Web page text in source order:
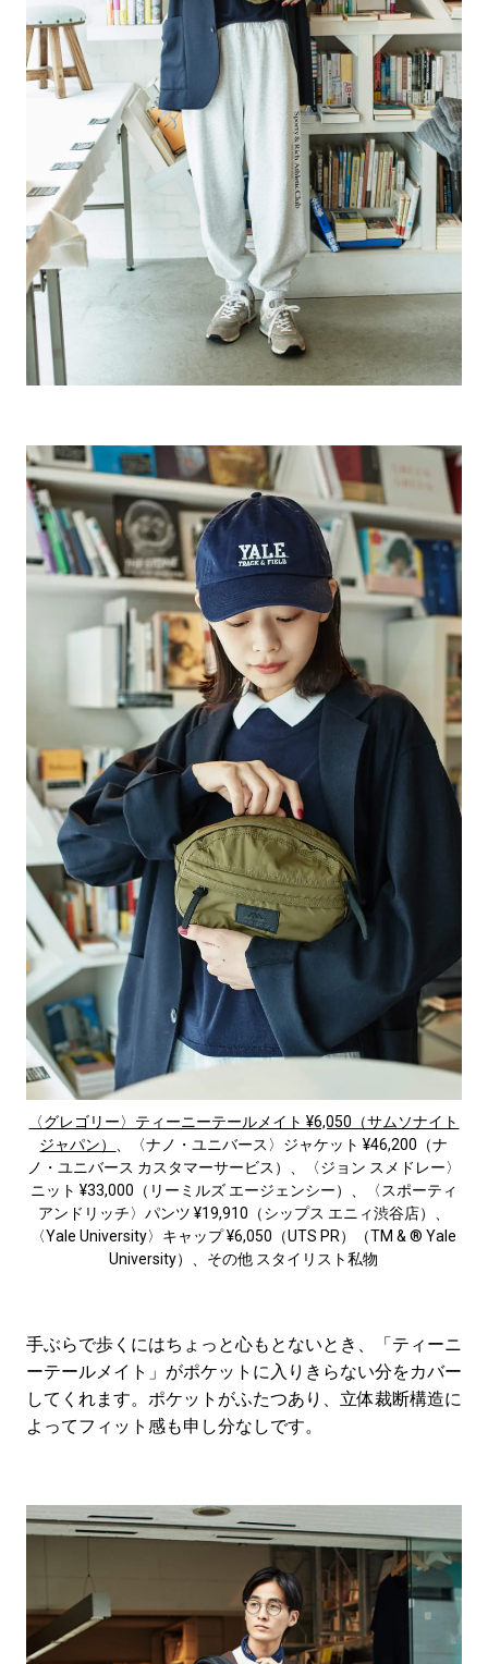
〈グレゴリー〉ティーニーテールメイト ¥6,050（サムソナイト
ジャパン）
、〈ナノ・ユニバース〉ジャケット ¥46,200（ナ
ノ・ユニバース カスタマーサービス）、〈ジョン スメドレー〉
ニット ¥33,000（リーミルズ エージェンシー）、〈スポーティ
アンドリッチ〉パンツ ¥19,910（シップス エニィ渋谷店）、
〈Yale University〉キャップ ¥6,050（UTS PR）（TM & ®️ Yale
University）、その他 スタイリスト私物
手ぶらで歩くにはちょっと心もとないとき、「ティーニ
ーテールメイト」がポケットに入りきらない分をカバー
してくれます。ポケットがふたつあり、立体裁断構造に
よってフィット感も申し分なしです。